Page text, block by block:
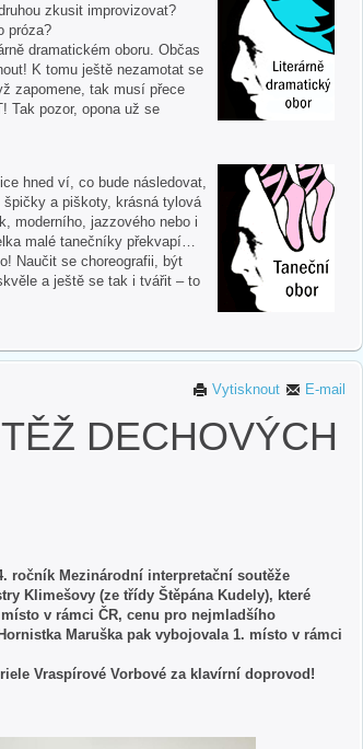
zkusit improvizovat?
próza?
dramatickém oboru. Občas
K tomu ještě nezamotat se
zapomene, tak musí přece
Tak pozor, opona už se
hned ví, co bude následovat,
a piškoty, krásná tylová
moderního, jazzového nebo i
malé tanečníky překvapí…
Naučit se choreografii, být
a ještě se tak i tvářit – to
E-mail
Vytisknout
DECHOVÝCH
ročník Mezinárodní interpretační soutěže
Klimešovy (ze třídy Štěpána Kudely), které
v rámci ČR, cenu pro nejmladšího
Maruška pak vybojovala 1. místo v rámci
Vraspírové Vorbové za klavírní doprovod!